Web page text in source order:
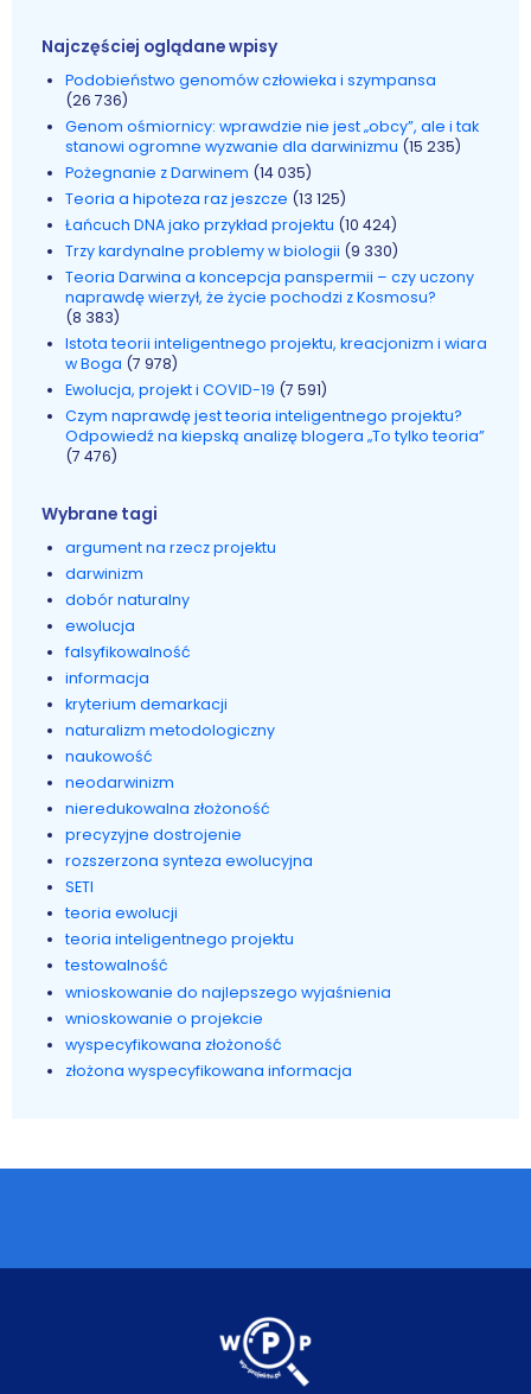
Najczęściej oglądane wpisy
Podobieństwo genomów człowieka i szympansa
(26 736)
Genom ośmiornicy: wprawdzie nie jest „obcy”, ale i tak
stanowi ogromne wyzwanie dla darwinizmu (15 235)
Pożegnanie z Darwinem (14 035)
Teoria a hipoteza raz jeszcze (13 125)
Łańcuch DNA jako przykład projektu (10 424)
Trzy kardynalne problemy w biologii (9 330)
Teoria Darwina a koncepcja panspermii – czy uczony
naprawdę wierzył, że życie pochodzi z Kosmosu?
(8 383)
Istota teorii inteligentnego projektu, kreacjonizm i wiara
w Boga (7 978)
Ewolucja, projekt i COVID-19 (7 591)
Czym naprawdę jest teoria inteligentnego projektu?
Odpowiedź na kiepską analizę blogera „To tylko teoria”
(7 476)
Wybrane tagi
argument na rzecz projektu
darwinizm
dobór naturalny
ewolucja
falsyfikowalność
informacja
kryterium demarkacji
naturalizm metodologiczny
naukowość
neodarwinizm
nieredukowalna złożoność
precyzyjne dostrojenie
rozszerzona synteza ewolucyjna
SETI
teoria ewolucji
teoria inteligentnego projektu
testowalność
wnioskowanie do najlepszego wyjaśnienia
wnioskowanie o projekcie
wyspecyfikowana złożoność
złożona wyspecyfikowana informacja